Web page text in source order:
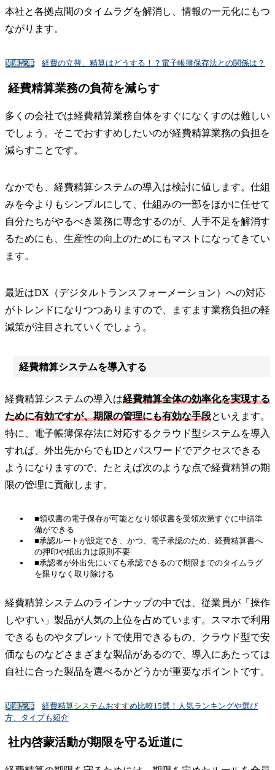
本社と各拠点間のタイムラグを解消し、情報の一元化にもつ
ながります。
関連記事 経費の立替、精算はどうする！？電子帳簿保存法との関係は？
経費精算業務の負荷を減らす
多くの会社では経費精算業務自体をすぐになくすのは難しい
でしょう。そこでおすすめしたいのが経費精算業務の負担を
減らすことです。
なかでも、経費精算システムの導入は検討に値します。仕組
みを今よりもシンプルにして、仕組みの一部をほかに任せて
自分たちがやるべき業務に専念するのが、人手不足を解消す
るためにも、生産性の向上のためにもマストになってきてい
ます。
最近はDX（デジタルトランスフォーメーション）への対応
がトレンドになりつつありますので、ますます業務負担の軽
減策が注目されていくでしょう。
経費精算システムを導入する
経費精算システムの導入は経費精算全体の効率化を実現する
ために有効ですが、期限の管理にも有効な手段といえます。
特に、電子帳簿保存法に対応するクラウド型システムを導入
すれば、外出先からでもIDとパスワードでアクセスできる
ようになりますので、たとえば次のような点で経費精算の期
限の管理に貢献します。
■領収書の電子保存が可能となり領収書を受領次第すぐに申請準
備ができる
■承認ルートが設定でき、かつ、電子承認のため、経費精算書へ
の押印や紙出力は原則不要
■承認者が外出先にいても承認できるので期限までのタイムラグ
を限りなく取り除ける
経費精算システムのラインナップの中では、従業員が「操作
しやすい」製品が人気の上位を占めています。スマホで利用
できるものやタブレットで使用できるもの、クラウド型で安
価なものなどさまざまな製品があるので、導入にあたっては
自社に合った製品を選べるかどうかが重要なポイントです。
関連記事
経費精算システムおすすめ比較15選！人気ランキングや選び
方、タイプも紹介
社内啓蒙活動が期限を守る近道に